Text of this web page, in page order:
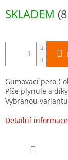
cena:
SKLADEM
Gumovací pero
Píše plynule a
Vybranou
Detailní informace